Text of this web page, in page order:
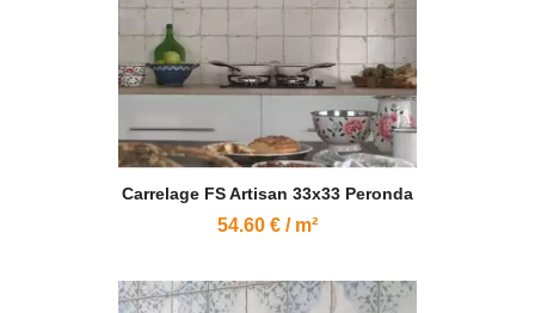
Carrelage FS Artisan 33x33 Peronda
54.60 € / m²